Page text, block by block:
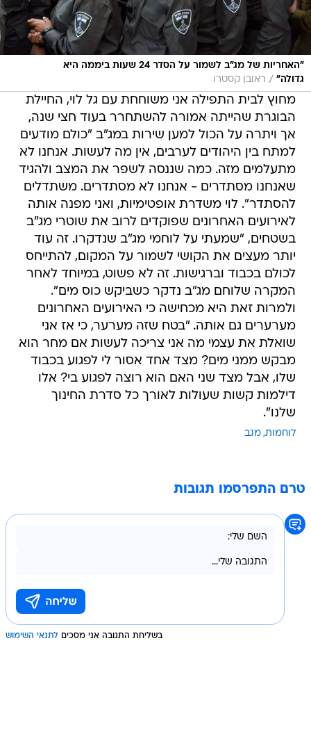
"האחריות של מג"ב לשמור על הסדר 24 שעות ביממה היא
גדולה" / ראובן קסטרו
מחוץ לבית התפילה אני משוחחת עם גל לוי, החיילת
הבוגרת שהייתה אמורה להשתחרר בעוד חצי שנה,
אך ויתרה על הכול למען שירות במג"ב "כולם מודעים
למתח בין היהודים לערבים, אין מה לעשות. אנחנו לא
מתעלמים מזה. כמה שננסה לשפר את המצב ולהגיד
שאנחנו מסתדרים - אנחנו לא מסתדרים. משתדלים
להסתדר". לוי משדרת אופטימיות, ואני מפנה אותה
לאירועים האחרונים שפוקדים לרוב את שוטרי מג"ב
בשטחים, "שמעתי על לוחמי מג"ב שנדקרו. זה עוד
יותר מעצים את הקושי לשמור על המקום, להתייחס
לכולם בכבוד וברגישות. זה לא פשוט, במיוחד לאחר
המקרה שלוחם מג"ב נדקר כשביקש כוס מים".
ולמרות זאת היא מכחישה כי האירועים האחרונים
מערערים גם אותה. "בטח שזה מערער, כי אז אני
שואלת את עצמי מה אני צריכה לעשות אם מחר הוא
מבקש ממני מים? מצד אחד אסור לי לפגוע בכבוד
שלו, אבל מצד שני האם הוא רוצה לפגוע בי? אלו
דילמות קשות שעולות לאורך כל סדרת החינוך
שלנו".
לוחמות מגב
טרם התפרסמו תגובות
בשליחת התגובה אני מסכים לתנאי השימוש